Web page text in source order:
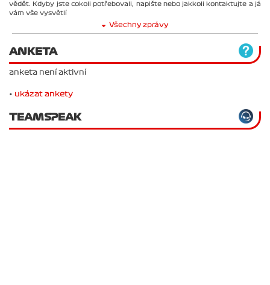
vědět. Kdyby jste cokoli potřebovali, napište nebo jakkoli kontaktujte a já
vám vše vysvětlí
Všechny zprávy
ANKETA
anketa není aktivní
• ukázat ankety
TEAMSPEAK